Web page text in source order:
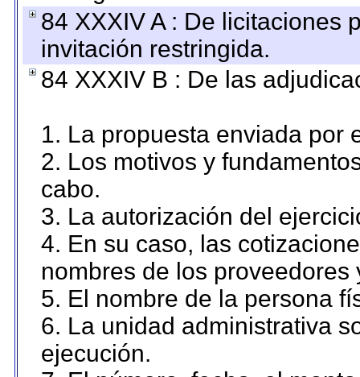
84 XXXIV A : De licitaciones
invitación restringida.
84 XXXIV B : De las
1. La propuesta enviada por
2. Los motivos y
cabo.
3. La autorización del
4. En su caso, las
nombres de los proveedores
5. El nombre de la persona
6. La unidad administrativa
ejecución.